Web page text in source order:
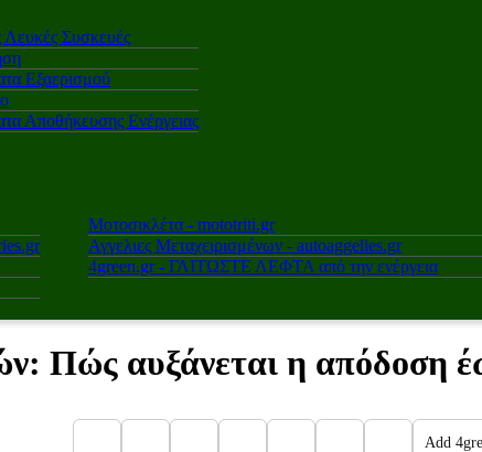
Λευκές Συσκευές
Εξαερισμού
Αποθήκευσης Ενέργειας
Μοτοσικλέτα - mototriti.gr
Αγγελιες Μεταχειρισμένων - autoaggelies.gr
4green.gr - ΓΛΙΤΩΣΤΕ ΛΕΦΤΑ από την ενέργεια
Πώς αυξάνεται η απόδοση
Add